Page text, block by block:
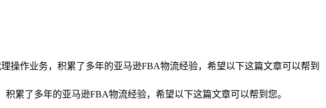
操作业务，积累了多年的亚马逊FBA物流经验，希望以下这篇文章可以帮到
累了多年的亚马逊FBA物流经验，希望以下这篇文章可以帮到您。